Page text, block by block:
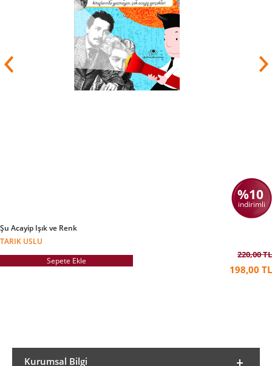
%10
indirimli
Şu Acayip Işık ve Renk
TARIK USLU
Sepete Ekle
220,00 TL
198,00 TL
Kurumsal Bilgi